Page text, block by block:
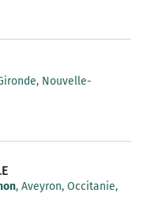
Nouvelle-
, Aveyron, Occitanie,